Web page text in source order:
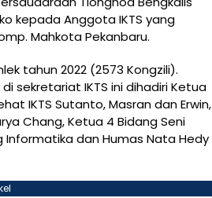
kepada Anggota IKTS yang
Mahkota Pekanbaru.
tahun 2022 (2573 Kongzili).
sekretariat IKTS ini dihadiri Ketua
IKTS Sutanto, Masran dan Erwin,
Chang, Ketua 4 Bidang Seni
Informatika dan Humas Nata Hedy